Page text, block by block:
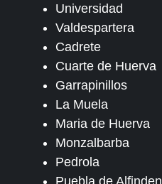
Universidad
Valdespartera
Cadrete
Cuarte de Huerva
Garrapinillos
La Muela
Maria de Huerva
Monzalbarba
Pedrola